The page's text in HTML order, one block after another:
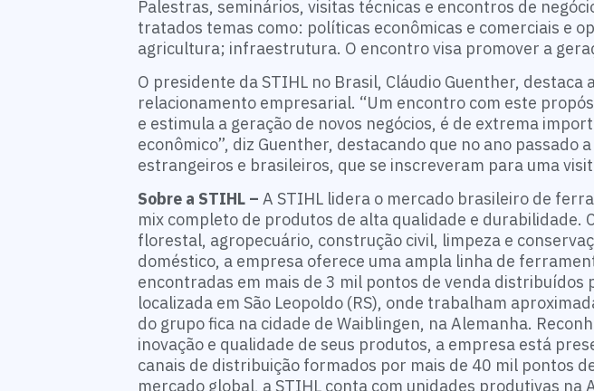
Palestras, seminários, visitas técnicas e encontros de
tratados temas como: políticas econômicas e comerciais e
agricultura; infraestrutura. O encontro visa promover a
O presidente da STIHL no Brasil, Cláudio Guenther,
relacionamento empresarial. “Um encontro com este
e estimula a geração de novos negócios, é de extrema
econômico”, diz Guenther, destacando que no ano passado
estrangeiros e brasileiros, que se inscreveram para uma
Sobre a STIHL – A STIHL lidera o mercado brasileiro de
mix completo de produtos de alta qualidade e durabilidade.
florestal, agropecuário, construção civil, limpeza e
doméstico, a empresa oferece uma ampla linha de
encontradas em mais de 3 mil pontos de venda distribuídos
localizada em São Leopoldo (RS), onde trabalham
do grupo fica na cidade de Waiblingen, na Alemanha.
inovação e qualidade de seus produtos, a empresa está
canais de distribuição formados por mais de 40 mil pontos
mercado global, a STIHL conta com unidades produtivas na